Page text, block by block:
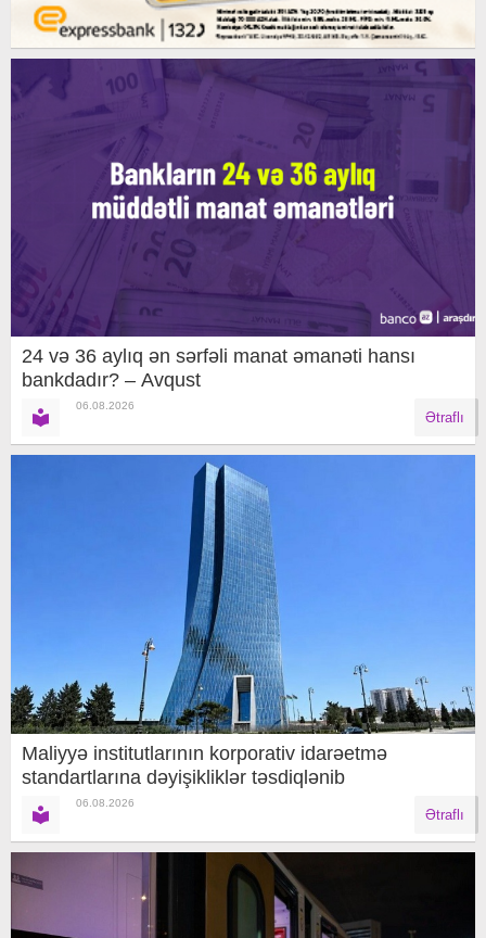
24 və 36 aylıq ən sərfəli manat əmanəti hansı
bankdadır? – Avqust
06.08.2026
Ətraflı
Maliyyə institutlarının korporativ idarəetmə
standartlarına dəyişikliklər təsdiqlənib
06.08.2026
Ətraflı